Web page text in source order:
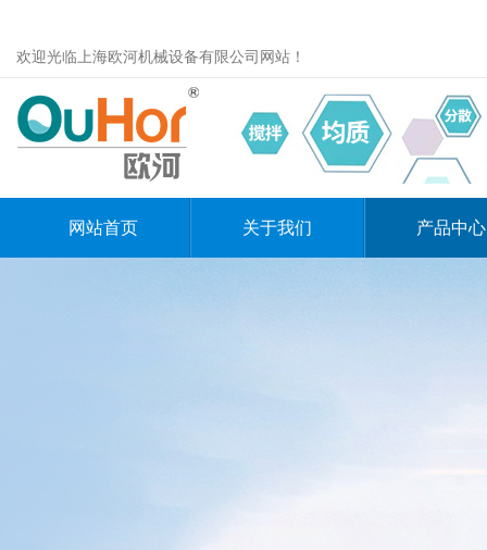
欢迎光临上海欧河机械设备有限公司网站！
网站首页 关于我们 产品中心